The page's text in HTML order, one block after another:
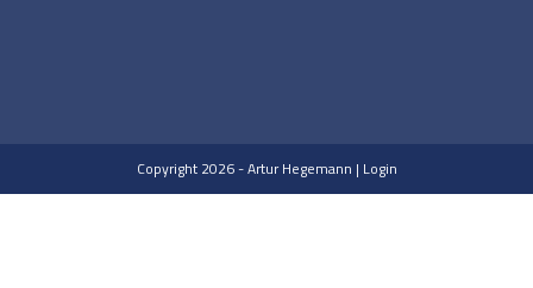
Copyright 2026 - Artur Hegemann | Login